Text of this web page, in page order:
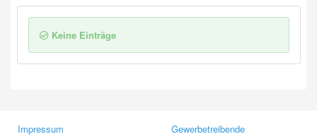
Keine Einträge
Impressum
Gewerbetreibende